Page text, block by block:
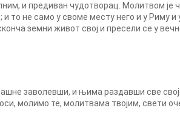
и предиван чудотворац. Молитвом је
и то не само у своме месту него и у Риму
земни живот свој и пресели се у
заволевши, и њима раздавши све
молимо те, молитвама твојим, свети